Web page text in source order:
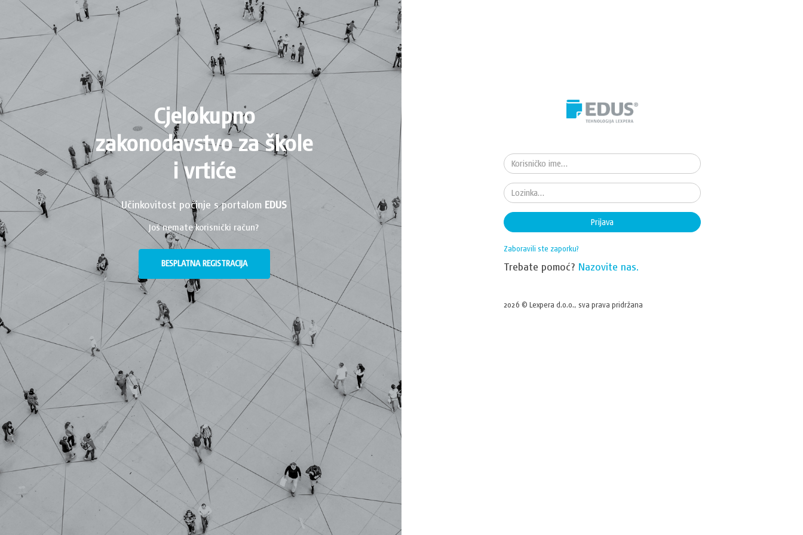
Cjelokupno
zakonodavstvo za škole
i vrtiće
Učinkovitost počinje s portalom EDUS
Još nemate korisnički račun?
BESPLATNA REGISTRACIJA
Prijava
Zaboravili ste zaporku?
Trebate pomoć? Nazovite nas.
2026 © Lexpera d.o.o., sva prava pridržana